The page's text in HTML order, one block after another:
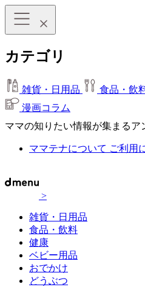
カテゴリ
雑貨・日用品 食品・飲
漫画コラム
ママの知りたい情報が集まるア
ママテナについて ご利用
>
雑貨・日用品
食品・飲料
健康
ベビー用品
おでかけ
どうぶつ